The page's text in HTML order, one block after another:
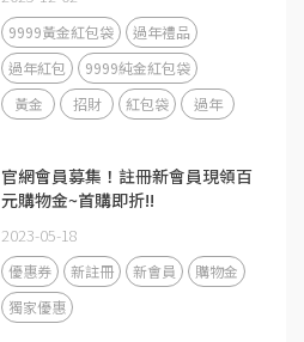
9999黃金紅包袋
過年禮品
過年紅包
9999純金紅包袋
黃金
招財 紅包袋 過年
官網會員募集！註冊新會員現領百
元購物金~首購即折!!
2023-05-18
優惠券 新註冊 新會員
購物金
獨家優惠